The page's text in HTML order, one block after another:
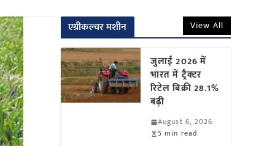
एग्रीकल्चर मशीन View All
जुलाई 2026 में
भारत में ट्रैक्टर
रिटेल बिक्री 28.1%
बढ़ी
August 6, 2026
5 min read